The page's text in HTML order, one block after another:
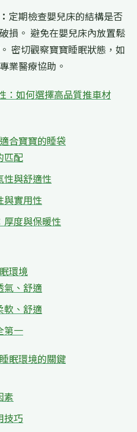
定期檢查嬰兒床的結構是否
損。 避免在嬰兒床內放置鬆
密切觀察寶寶睡眠狀態，如
業醫療協助。
：如何選擇高品質推車材
合寶寶的睡袋
匹配
性與舒適性
與實用性
厚度與保暖性
環境
氣、舒適
軟、舒適
第一
眠環境的關鍵
素
技巧